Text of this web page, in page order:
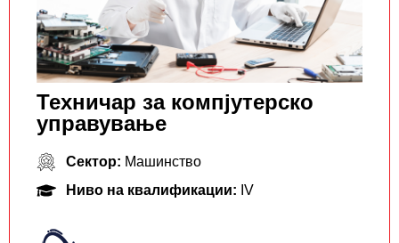
Техничар за компјутерско
управување
Сектор: Машинство
Ниво на квалификации: IV